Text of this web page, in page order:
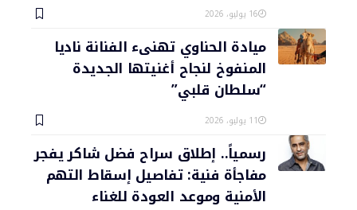
16 يوليو، 2026
ميادة الحناوي تهنىء الفنانة ناديا
المنفوخ لنجاح أغنيتها الجديدة
“سلطان قلبي”
11 يوليو، 2026
رسمياً.. إطلاق سراح فضل شاكر يفجر
مفاجأة فنية: تفاصيل إسقاط التهم
الأمنية وموعد العودة للغناء